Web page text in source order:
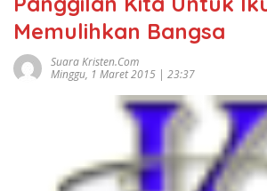
Memulihkan Bangsa
Suara Kristen.com
Minggu, 1 Maret 2015 | 23:37